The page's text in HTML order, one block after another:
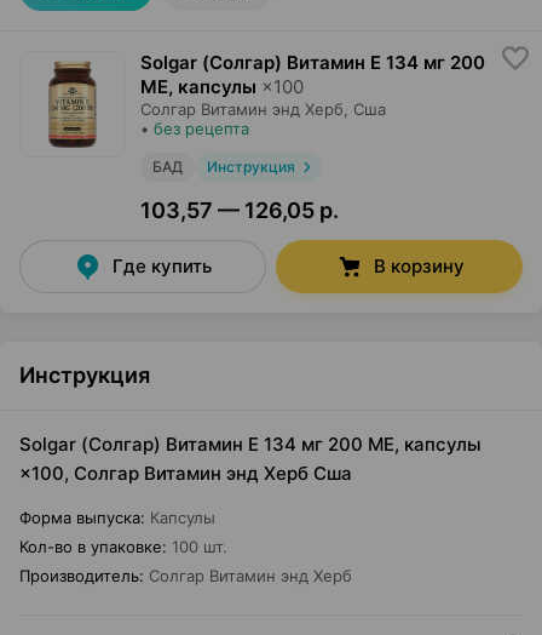
Solgar (Солгар) Витамин Е 134 мг 200
МЕ, капсулы ×100
Солгар Витамин энд Херб , Сша
• без рецепта
БАД Инструкция
103,57 — 126,05 р.
Где купить В корзину
Инструкция
Solgar (Солгар) Витамин Е 134 мг 200 МЕ, капсулы
×100, Солгар Витамин энд Херб Сша
Форма выпуска: Капсулы
Кол-во в упаковке: 100 шт.
Производитель: Солгар Витамин энд Херб